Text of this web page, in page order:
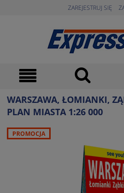
ZAREJESTRUJ SIĘ
WARSZAWA, ŁOMIANKI,
PLAN MIASTA 1:26 000
PROMOCJA